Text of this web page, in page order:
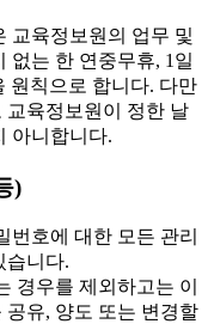
교육정보원의 업무 및
없는 한 연중무휴, 1일
원칙으로 합니다. 다만
교육정보원이 정한 날
아니합니다.
)
호에 대한 모든 관리
습니다.
경우를 제외하고는 이
유, 양도 또는 변경할